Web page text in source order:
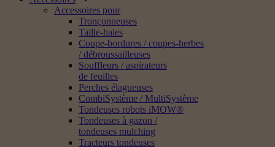
Accessoires pour
Tronçonneuses
Taille-haies
Coupe-bordures / coupes-herbes
/ débroussailleuses
Souffleurs / aspirateurs
de feuilles
Perches élagueuses
CombiSystème / MultiSystème
Tondeuses robots iMOW®
Tondeuses à gazon /
tondeuses mulching
Tracteurs tondeuses